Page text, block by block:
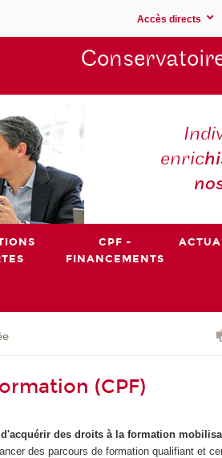
Accès directs
enric
CPF -
FINANCEMENTS
(CPF)
d'acquérir des droits à la formation
des parcours de formation qualifiant et